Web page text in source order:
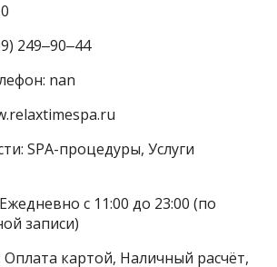
249‒90‒44
nan
SPA-процедуры, Услуги
с 11:00 до 23:00 (по
записи)
картой, Наличный расчёт,